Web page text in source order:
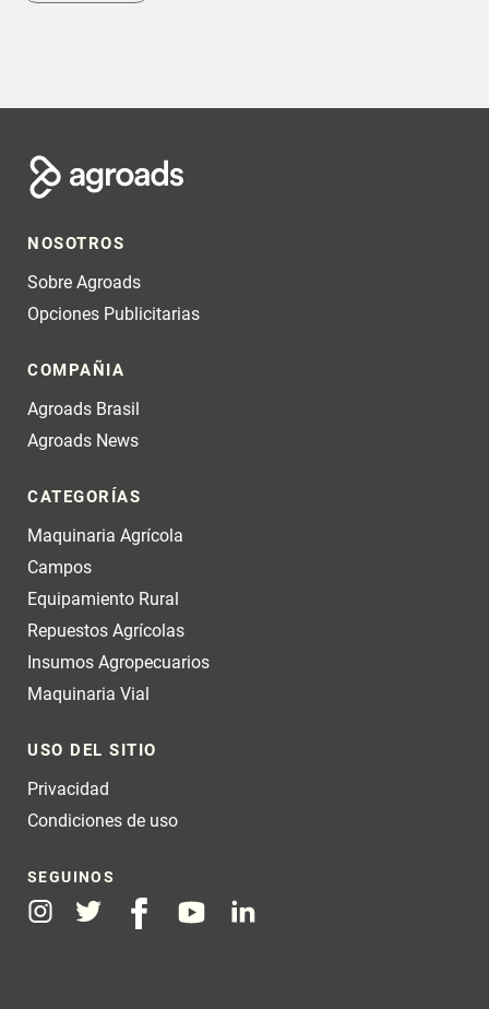
NOSOTROS
Sobre Agroads
Opciones Publicitarias
COMPAÑIA
Agroads Brasil
Agroads News
CATEGORÍAS
Maquinaria Agrícola
Campos
Equipamiento Rural
Repuestos Agrícolas
Insumos Agropecuarios
Maquinaria Vial
USO DEL SITIO
Privacidad
Condiciones de uso
SEGUINOS
InstagramTwitter FacebookYoutubeLinkedin